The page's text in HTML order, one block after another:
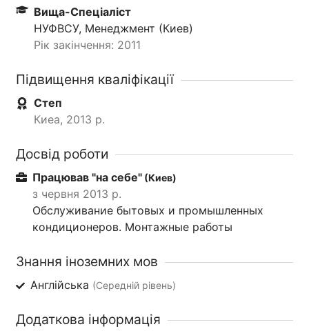
Вища-Спеціаліст
НУФВСУ, Менеджмент (Киев)
Рік закінчення: 2011
Підвищення кваліфікації
Степ
Киеа, 2013 р.
Досвід роботи
Працював "на себе" (Киев)
з червня 2013 р.
Обслуживание бытовых и промышленных
кондиционеров. Монтажные работы
Знання іноземних мов
Англійська (Середній рівень)
Додаткова інформація